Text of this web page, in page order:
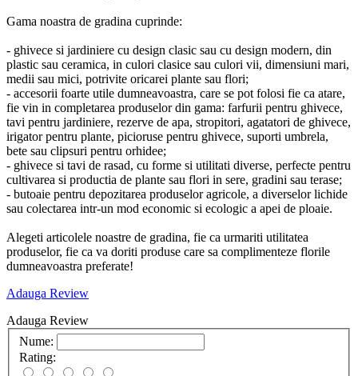
Gama noastra de gradina cuprinde:
- ghivece si jardiniere cu design clasic sau cu design modern, din
plastic sau ceramica, in culori clasice sau culori vii, dimensiuni mari,
medii sau mici, potrivite oricarei plante sau flori;
- accesorii foarte utile dumneavoastra, care se pot folosi fie ca atare,
fie vin in completarea produselor din gama: farfurii pentru ghivece,
tavi pentru jardiniere, rezerve de apa, stropitori, agatatori de ghivece,
irigator pentru plante, picioruse pentru ghivece, suporti umbrela,
bete sau clipsuri pentru orhidee;
- ghivece si tavi de rasad, cu forme si utilitati diverse, perfecte pentru
cultivarea si productia de plante sau flori in sere, gradini sau terase;
- butoaie pentru depozitarea produselor agricole, a diverselor lichide
sau colectarea intr-un mod economic si ecologic a apei de ploaie.
Alegeti articolele noastre de gradina, fie ca urmariti utilitatea
produselor, fie ca va doriti produse care sa complimenteze florile
dumneavoastra preferate!
Adauga Review
Adauga Review
Nume:
Rating: